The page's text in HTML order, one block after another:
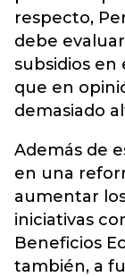
respecto,
debe
subsidios en
que en
demasiado
Además de
en una
aumentar
iniciativas
Beneficios
también, a